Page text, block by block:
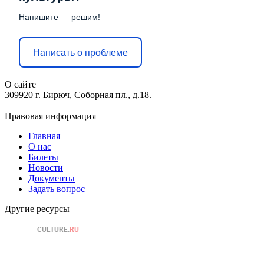
Напишите — решим!
Написать о проблеме
О сайте
309920 г. Бирюч, Соборная пл., д.18.
Правовая информация
Главная
О нас
Билеты
Новости
Документы
Задать вопрос
Другие ресурсы